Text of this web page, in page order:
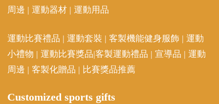
周邊 | 運動器材 | 運動用品
運動比賽禮品 | 運動套裝 | 客製機能健身服飾 | 運動
小禮物 | 運動比賽獎品|客製運動禮品 | 宣導品 | 運動
周邊 | 客製化贈品 | 比賽獎品推薦
Customized sports gifts